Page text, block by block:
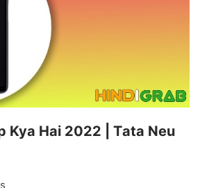
Kya Hai 2022 | Tata Neu